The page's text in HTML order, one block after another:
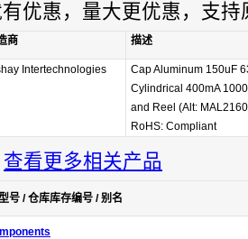
优惠，量大更优惠，支持
商 描述
Intertechnologies
Cap Aluminum 150uF
Cylindrical 400mA
and Reel (Alt:
RoHS: Compliant
查看更多相关产品
号 / 仓库库存编号 / 别名